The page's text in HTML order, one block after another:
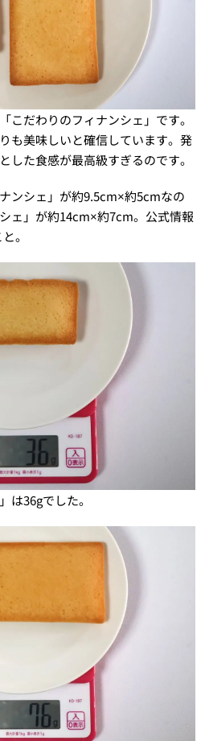
こだわりのフィナンシェ」です。
も美味しいと確信しています。発
した食感が最高級すぎるのです。
ンシェ」が約9.5cm×約5cmなの
ェ」が約14cm×約7cm。公式情報
。
は36gでした。